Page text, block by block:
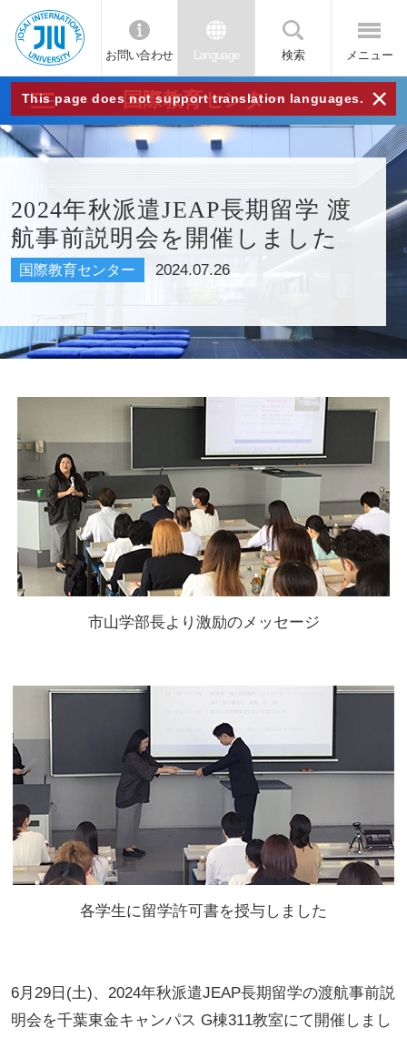
JIU
城西
国際
大学
お問い合わせ Language 検索 メニュー
This page does not support translation languages. ×
国際教育センター
2024年秋派遣JEAP長期留学 渡
航事前説明会を開催しました
国際教育センター 2024.07.26
市山学部長より激励のメッセージ
各学生に留学許可書を授与しました
6月29日(土)、2024年秋派遣JEAP長期留学の渡航事前説
明会を千葉東金キャンパス G棟311教室にて開催しまし